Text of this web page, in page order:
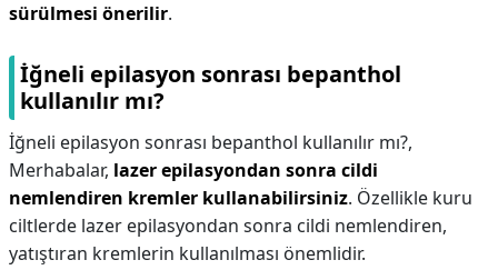
sürülmesi önerilir.
İğneli epilasyon sonrası bepanthol
kullanılır mı?
İğneli epilasyon sonrası bepanthol kullanılır mı?,
Merhabalar, lazer epilasyondan sonra cildi
nemlendiren kremler kullanabilirsiniz. Özellikle kuru
ciltlerde lazer epilasyondan sonra cildi nemlendiren,
yatıştıran kremlerin kullanılması önemlidir.